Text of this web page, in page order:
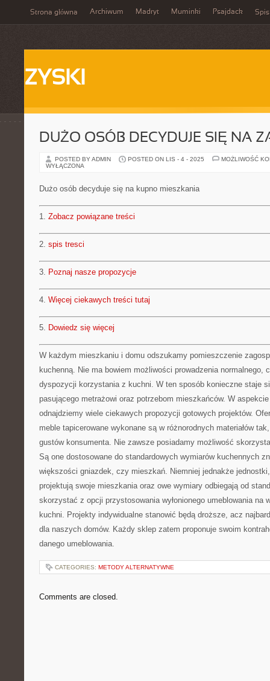
Strona główna Archiwum Madryt Muminki Psajdack Spis
ZYSKI
DUŻO OSÓB DECYDUJE SIĘ NA
POSTED BY ADMIN POSTED ON LIS - 4 - 2025
MOŻLIWOŚĆ
WYŁĄCZONA
Dużo osób decyduje się na kupno mieszkania
1. Zobacz powiązane treści
2. spis tresci
3. Poznaj nasze propozycje
4. Więcej ciekawych treści tutaj
5. Dowiedz się więcej
W każdym mieszkaniu i domu odszukamy pomieszczenie
kuchenną. Nie ma bowiem możliwości prowadzenia normalnego,
dyspozycji korzystania z kuchni. W ten sposób konieczne staje
pasującego metrażowi oraz potrzebom mieszkańców. W
odnajdziemy wiele ciekawych propozycji gotowych projektów.
meble tapicerowane wykonane są w różnorodnych materiałów
gustów konsumenta. Nie zawsze posiadamy możliwość
Są one dostosowane do standardowych wymiarów kuchennych
większości gniazdek, czy mieszkań. Niemniej jednakże
projektują swoje mieszkania oraz owe wymiary odbiegają od
skorzystać z opcji przystosowania wyłonionego umeblowania na
kuchni. Projekty indywidualne stanowić będą droższe, acz
dla naszych domów. Każdy sklep zatem proponuje swoim
danego umeblowania.
CATEGORIES: METODY ALTERNATYWNE
Comments are closed.